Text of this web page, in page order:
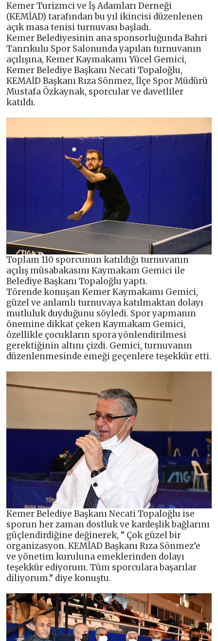
Kemer Turizmci ve İş Adamları Derneği
(KEMİAD) tarafından bu yıl ikincisi düzenlenen
açık masa tenisi turnuvası başladı.
Kemer Belediyesinin ana sponsorluğunda Bahri
Tanrıkulu Spor Salonunda yapılan turnuvanın
açılışına, Kemer Kaymakamı Yücel Gemici,
Kemer Belediye Başkanı Necati Topaloğlu,
KEMAİD Başkanı Rıza Sönmez, İlçe Spor Müdürü
Mustafa Özkaynak, sporcular ve davetliler
katıldı.
Toplam 110 sporcunun katıldığı turnuvanın
açılış müsabakasını Kaymakam Gemici ile
Belediye Başkanı Topaloğlu yaptı.
Törende konuşan Kemer Kaymakamı Gemici,
güzel ve anlamlı turnuvaya katılmaktan dolayı
mutluluk duyduğunu söyledi. Spor yapmanın
önemine dikkat çeken Kaymakam Gemici,
özellikle çocukların spora yönlendirilmesi
gerektiğinin altını çizdi. Gemici, turnuvanın
düzenlenmesinde emeği geçenlere teşekkür etti.
Kemer Belediye Başkanı Necati Topaloğlu ise
sporun her zaman dostluk ve kardeşlik bağlarını
güçlendirdiğine değinerek, “ Çok güzel bir
organizasyon. KEMİAD Başkanı Rıza Sönmez’e
ve yönetim kuruluna emeklerinden dolayı
teşekkür ediyorum. Tüm sporculara başarılar
diliyorum.” diye konuştu.